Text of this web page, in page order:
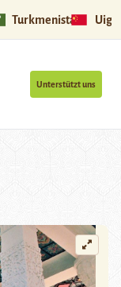
Turkmenistan
Unterstützt uns